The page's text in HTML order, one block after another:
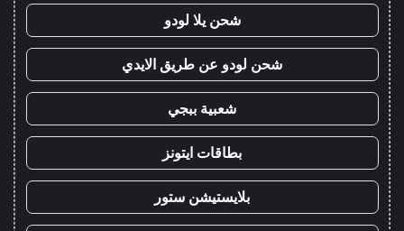
شحن يلا لودو
شحن لودو عن طريق الايدي
شعبية ببجي
بطاقات ايتونز
بلايستيشن ستور